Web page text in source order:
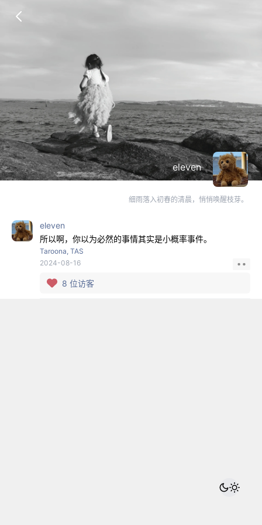
eleven
细雨落入初春的清晨，悄悄唤醒枝芽。
eleven
所以啊，你以为必然的事情其实是小概率事件。
Taroona, TAS
2024-08-16
8 位访客